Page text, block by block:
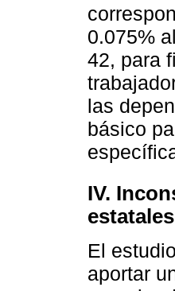
0.075%
42, para
las
básico
IV.
estatales
El
aportar